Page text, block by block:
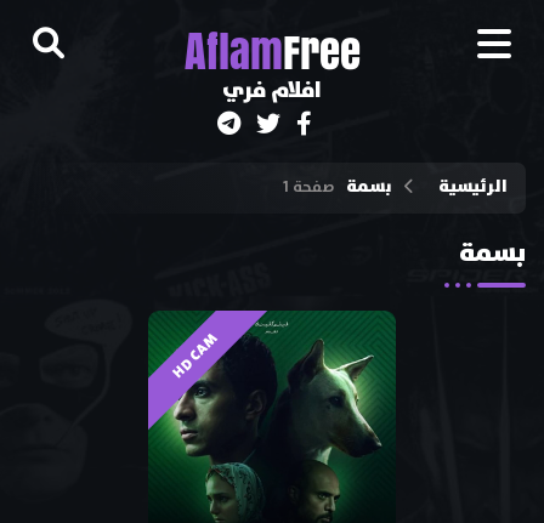
AflamFree
افلام فري
الرئيسية بسمة صفحة 1
بسمة
HD CAM